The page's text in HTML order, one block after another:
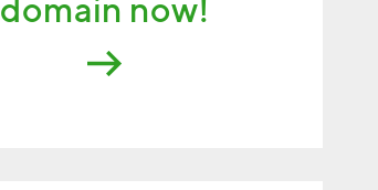
domain now!